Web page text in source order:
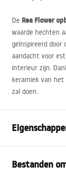
De Rea Flower
waarde hechten
geïnspireerd
aandacht voor
interieur zijn.
keramiek van het
zal doen.
Materiaal
Bestanden